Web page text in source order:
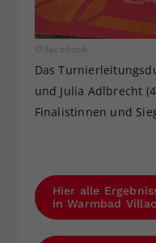
© facebook
Das
und Julia Adlbrecht
Finalistinnen und
Hier alle
in Warmbad